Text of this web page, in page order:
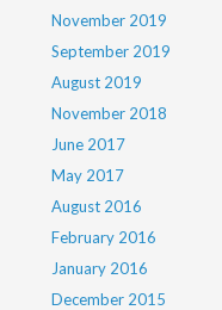
November 2019
September 2019
August 2019
November 2018
June 2017
May 2017
August 2016
February 2016
January 2016
December 2015